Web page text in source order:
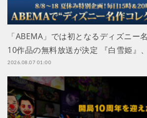
「ABEMA」では初となるディズニー
10作品の無料放送が決定 『白雪姫』
2026.08.07 01:00